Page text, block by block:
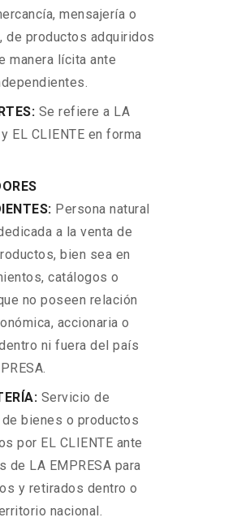
mensajería o
de productos adquiridos
manera lícita ante
Se refiere a LA
EL CLIENTE en forma
Persona natural
a la venta de
bien sea en
catálogos o
no poseen relación
accionaria o
ni fuera del país
Servicio de
bienes o productos
por EL CLIENTE ante
de LA EMPRESA para
y retirados dentro o
nacional.